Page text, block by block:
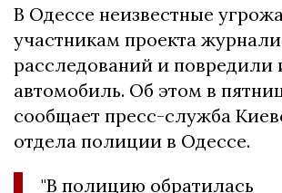
В Одессе неизвестные
участникам проекта
расследований и повредили
автомобиль. Об этом в
сообщает пресс-служба
отдела полиции в Одессе.
"В полицию обратилась